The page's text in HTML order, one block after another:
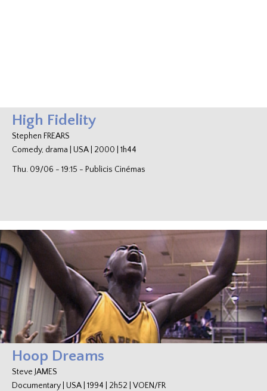
High Fidelity
Stephen FREARS
Comedy, drama
USA 2000 1h44
Thu. 09/06 - 19:15 - Publicis Cinémas
Hoop Dreams
Steve JAMES
Documentary USA 1994 2h52 VOEN/FR